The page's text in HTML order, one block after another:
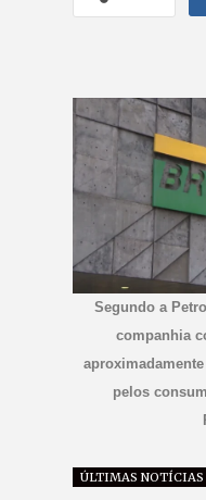
Segundo a
companhia
pelos
ÚLTIMAS NOTÍCIAS